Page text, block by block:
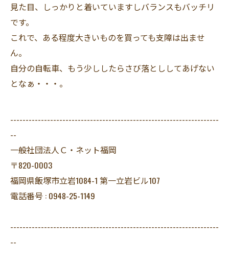
見た目、しっかりと着いていますしバランスもバッチリ
です。
これで、ある程度大きいものを買っても支障は出ませ
ん。
自分の自転車、もう少ししたらさび落とししてあげない
となぁ・・・。
--------------------------------------------------------------------
--
一般社団法人Ｃ・ネット福岡
〒820-0003
福岡県飯塚市立岩1084-1 第一立岩ビル107
電話番号 : 0948-25-1149
--------------------------------------------------------------------
--